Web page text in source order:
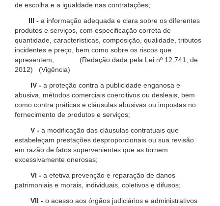
de escolha e a igualdade nas contratações;
III - a informação adequada e clara sobre os diferentes
produtos e serviços, com especificação correta de
quantidade, características, composição, qualidade, tributos
incidentes e preço, bem como sobre os riscos que
apresentem; (Redação dada pela Lei nº 12.741, de
2012) (Vigência)
IV - a proteção contra a publicidade enganosa e
abusiva, métodos comerciais coercitivos ou desleais, bem
como contra práticas e cláusulas abusivas ou impostas no
fornecimento de produtos e serviços;
V - a modificação das cláusulas contratuais que
estabeleçam prestações desproporcionais ou sua revisão
em razão de fatos supervenientes que as tornem
excessivamente onerosas;
VI - a efetiva prevenção e reparação de danos
patrimoniais e morais, individuais, coletivos e difusos;
VII - o acesso aos órgãos judiciários e administrativos